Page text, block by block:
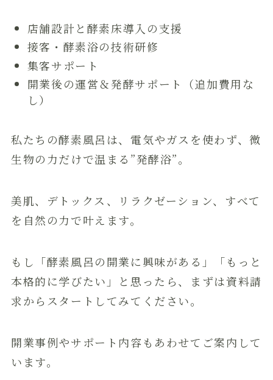
店舗設計と酵素床導入の支援
接客・酵素浴の技術研修
集客サポート
開業後の運営＆発酵サポート（追加費用な
し）
私たちの酵素風呂は、電気やガスを使わず、微
生物の力だけで温まる”発酵浴”。
美肌、デトックス、リラクゼーション、すべて
を自然の力で叶えます。
もし「酵素風呂の開業に興味がある」「もっと
本格的に学びたい」と思ったら、まずは資料請
求からスタートしてみてください。
開業事例やサポート内容もあわせてご案内して
います。